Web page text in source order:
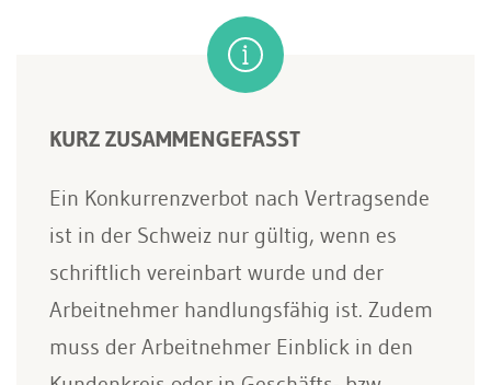
KURZ ZUSAMMENGEFASST
Ein Konkurrenzverbot nach Vertragsende
ist in der Schweiz nur gültig, wenn es
schriftlich vereinbart wurde und der
Arbeitnehmer handlungsfähig ist. Zudem
muss der Arbeitnehmer Einblick in den